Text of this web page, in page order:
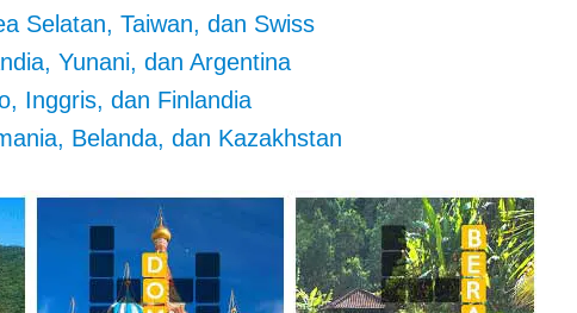
Selatan, Taiwan, dan Swiss
Yunani, dan Argentina
Inggris, dan Finlandia
Belanda, dan Kazakhstan